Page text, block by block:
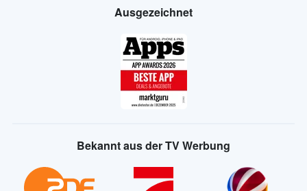
Ausgezeichnet
Bekannt aus der TV Werbung